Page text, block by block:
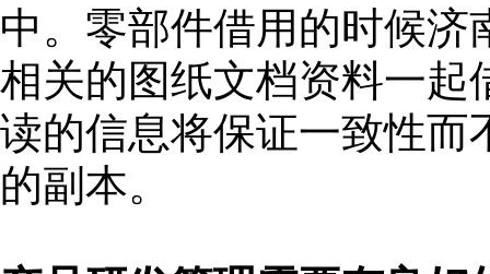
中。零部件借用的时候济
相关的图纸文档资料一起
读的信息将保证一致性而
的副本。